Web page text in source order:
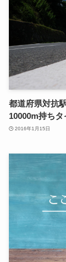
都道府県対抗
10000m持ち
2016年1月15日